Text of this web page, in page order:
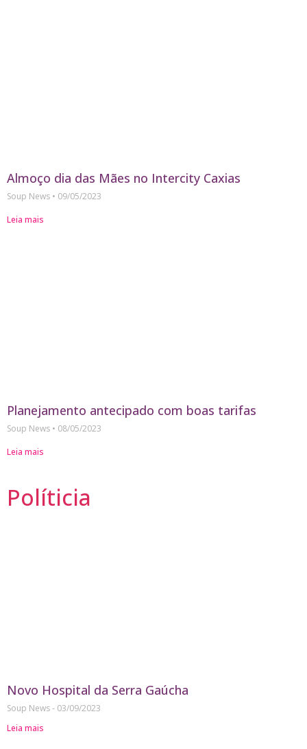
Almoço dia das Mães no Intercity Caxias
Soup News
09/05/2023
Leia mais
Planejamento antecipado com boas tarifas
Soup News
08/05/2023
Leia mais
Políticia
Novo Hospital da Serra Gaúcha
Soup News
03/09/2023
Leia mais